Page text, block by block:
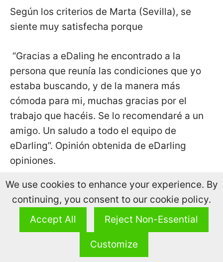
Según los criterios de Marta (Sevilla), se
siente muy satisfecha porque
“Gracias a eDaling he encontrado a la
persona que reunía las condiciones que yo
estaba buscando, y de la manera más
cómoda para mi, muchas gracias por el
trabajo que hacéis. Se lo recomendaré a un
amigo. Un saludo a todo el equipo de
eDarling”. Opinión obtenida de eDarling
opiniones.
REGÍSTRATE GRATIS
Nuestra opinión sobre
eDarling: Análisis
We use cookies to enhance your experience. By
continuing, you consent to our cookie policy.
Accept All
Reject Non-Essential
Customize